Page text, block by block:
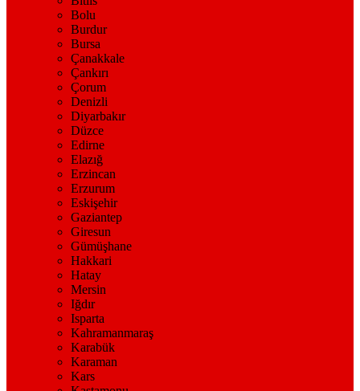
Bolu
Burdur
Bursa
Çanakkale
Çankırı
Çorum
Denizli
Diyarbakır
Düzce
Edirne
Elazığ
Erzincan
Erzurum
Eskişehir
Gaziantep
Giresun
Gümüşhane
Hakkari
Hatay
Mersin
Iğdır
Isparta
Kahramanmaraş
Karabük
Karaman
Kars